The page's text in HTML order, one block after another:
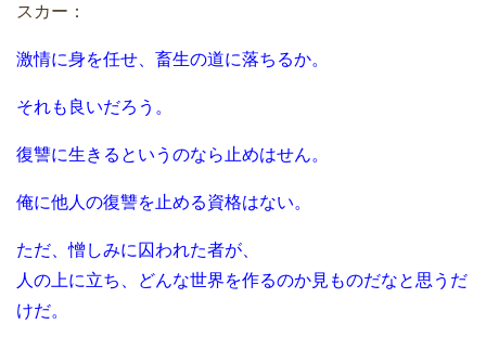
スカー：
激情に身を任せ、畜生の道に落ちるか。
それも良いだろう。
復讐に生きるというのなら止めはせん。
俺に他人の復讐を止める資格はない。
ただ、憎しみに囚われた者が、
人の上に立ち、どんな世界を作るのか見ものだなと思うだ
けだ。